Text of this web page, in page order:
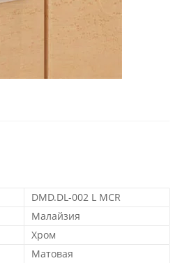
DMD.DL-002 L MCR
Малайзия
Хром
Матовая